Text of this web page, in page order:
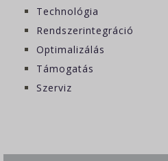
Technológia
Rendszerintegráció
Optimalizálás
Támogatás
Szerviz